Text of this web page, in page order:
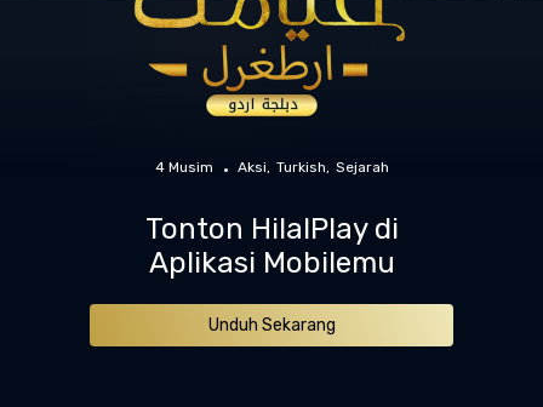
4 Musim Aksi Turkish Sejarah
Tonton HilalPlay di
Aplikasi Mobilemu
Unduh Sekarang